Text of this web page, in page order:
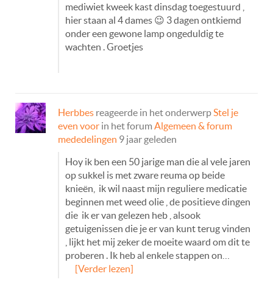
mediwiet kweek kast dinsdag toegestuurd ,
hier staan al 4 dames 😉 3 dagen ontkiemd
onder een gewone lamp ongeduldig te
wachten . Groetjes
Herbbes reageerde in het onderwerpStel je
even voor in het forum Algemeen & forum
mededelingen 9 jaar geleden
Hoy ik ben een 50 jarige man die al vele jaren
op sukkel is met zware reuma op beide
knieën, ik wil naast mijn reguliere medicatie
beginnen met weed olie , de positieve dingen
die ik er van gelezen heb , alsook
getuigenissen die je er van kunt terug vinden
, lijkt het mij zeker de moeite waard om dit te
proberen . Ik heb al enkele stappen on…
[Verder lezen]